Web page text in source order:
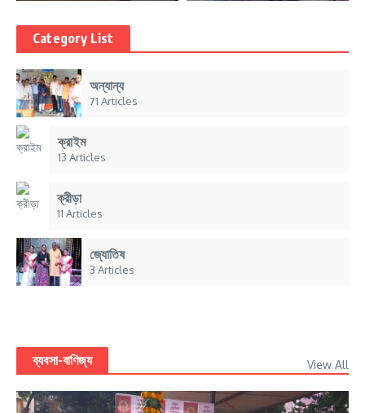
Category List
অন্যান্য
71 Articles
ক্রাইম
13 Articles
ক্রীড়া
11 Articles
জ্যোতিষ
3 Articles
ব্যবসা-বাণিজ্য View All